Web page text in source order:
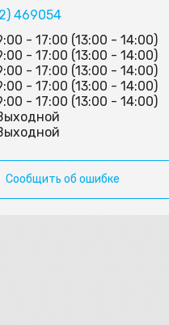
469054
- 17:00 (13:00 - 14:00)
- 17:00 (13:00 - 14:00)
- 17:00 (13:00 - 14:00)
- 17:00 (13:00 - 14:00)
- 17:00 (13:00 - 14:00)
Сообщить об ошибке